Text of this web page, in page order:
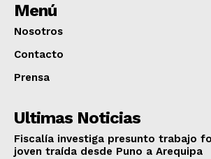
Menú
Nosotros
Contacto
Prensa
Ultimas Noticias
Fiscalía investiga presunto trabajo
joven traída desde Puno a Arequipa